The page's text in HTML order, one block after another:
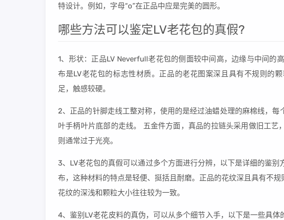
特设计。例如，字母“o”在正品中应是完美的圆形。
哪些方法可以鉴定LV老花包的真假?
1、形状：正品LV Neverfull老花包的侧面较中间高，边缘与中间的
布是LV老花包的标志性材质。正品的老花图案深且具有不规则的
足，触感较硬。
2、正品的针脚走线工整对称，使用的是经过油蜡处理的麻棉线，
叶手柄叶片底部的走线。 五金件方面，真品的拉链头采用做旧工
则通常过于光亮。
3、LV老花包的真假可以通过多个方面进行分辨，以下是详细的鉴
布，这种材料的特点是轻便、挺括且耐磨。正品的花纹深且具有不规
花纹的深浅和颗粒大小往往较为一致。
4、鉴别LV老花皮料的真伪，可以从多个细节入手，以下是一些具